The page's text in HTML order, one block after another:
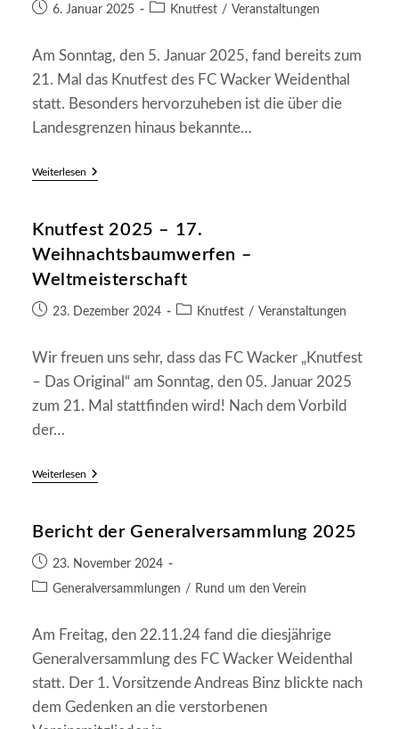
Beitrag6. Januar 2025
Beitrags-
Knutfest / Veranstaltungen
Am Sonntag, den 5. Januar 2025, fand bereits zum
21. Mal das Knutfest des FC Wacker Weidenthal
statt. Besonders hervorzuheben ist die über die
Landesgrenzen hinaus bekannte…
WeiterlesenKnutfest
Klein-
Gewinnen
WM
Im
Weihnachtsbaumwerfen
Knutfest 2025 – 17.
Weihnachtsbaumwerfen –
Weltmeisterschaft
Beitrag23. Dezember 2024
Beitrags-
Knutfest / Veranstaltungen
Wir freuen uns sehr, dass das FC Wacker „Knutfest
– Das Original“ am Sonntag, den 05. Januar 2025
zum 21. Mal stattfinden wird! Nach dem Vorbild
der…
WeiterlesenKnutfest
Weihnachtsbaumwerfen
Weltmeisterschaft
Bericht der Generalversammlung 2025
Beitrag
veröffentlicht:
23. November 2024
Beitrags-
Generalversammlungen / Rund um den Verein
Am Freitag, den 22.11.24 fand die diesjährige
Generalversammlung des FC Wacker Weidenthal
statt. Der 1. Vorsitzende Andreas Binz blickte nach
dem Gedenken an die verstorbenen